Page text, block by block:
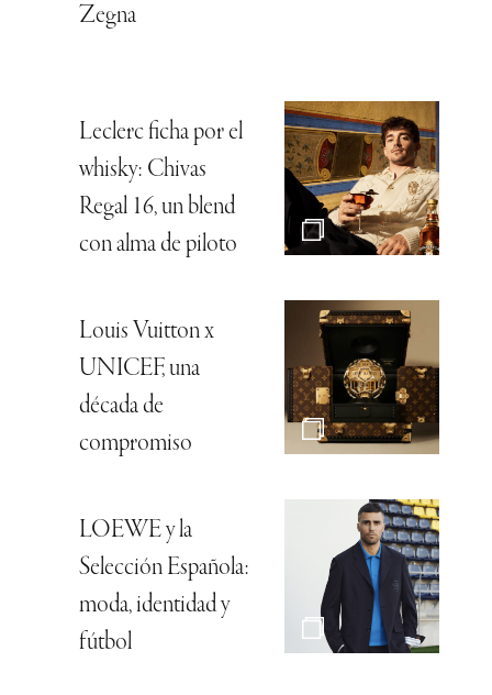
Zegna
Leclerc ficha por el
whisky: Chivas
Regal 16, un blend
con alma de piloto
Louis Vuitton x
UNICEF, una
década de
compromiso
LOEWE y la
Selección Española:
moda, identidad y
fútbol